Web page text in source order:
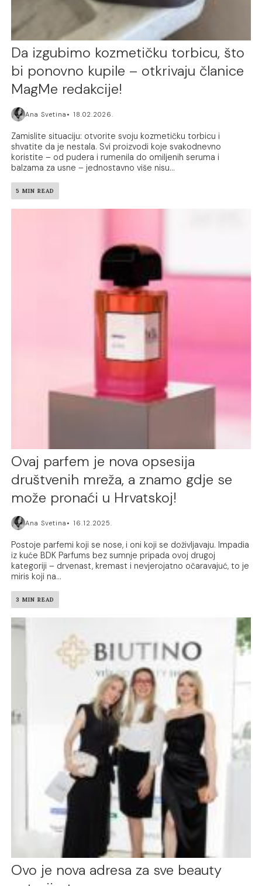
Da izgubimo kozmetičku torbicu, što
bi ponovno kupile – otkrivaju članice
MagMe redakcije!
Ana Svetina 18.02.2026.
Zamislite situaciju: otvorite svoju kozmetičku torbicu i
shvatite da je nestala. Svi proizvodi koje svakodnevno
koristite – od pudera i rumenila do omiljenih seruma i
balzama za usne – jednostavno više nisu...
5 MIN READ
Ovaj parfem je nova opsesija
društvenih mreža, a znamo gdje se
može pronaći u Hrvatskoj!
Ana Svetina 16.12.2025.
Postoje parfemi koji se nose, i oni koji se doživljavaju. Impadia
iz kuće BDK Parfums bez sumnje pripada ovoj drugoj
kategoriji – drvenast, kremast i nevjerojatno očaravajuć, to je
miris koji na...
3 MIN READ
Ovo je nova adresa za sve beauty